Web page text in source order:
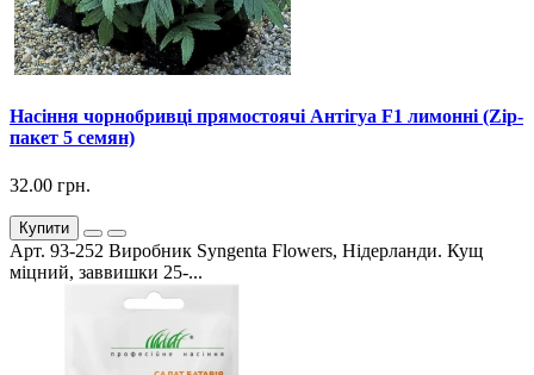
Насіння чорнобривці прямостоячі Антігуа F1 лимонні (Zip-
пакет 5 семян)
32.00 грн.
Купити
Арт. 93-252 Виробник Syngenta Flowers, Нідерланди. Кущ
міцний, заввишки 25-...